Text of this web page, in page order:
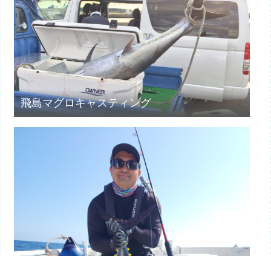
飛島マグロキャスティング